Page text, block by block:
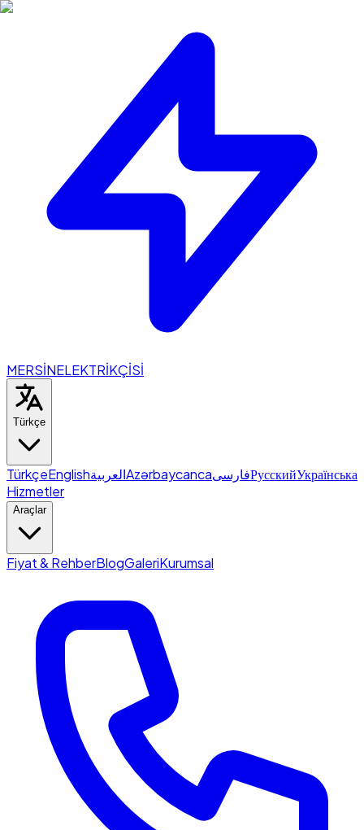
MERSİNELEKTRİKÇİSİ
Türkçe
TürkçeEnglishالعربيةAzərbaycancaفارسیРусскийУкраїнська
Hizmetler
Araçlar
Fiyat & RehberBlogGaleriKurumsal